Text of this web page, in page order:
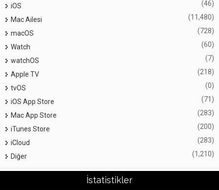
iOS (46)
Mac Ailesi (11,480)
macOS (728)
Watch (60)
watchOS (7)
Apple TV (218)
tvOS (0)
iOS App Store (71)
Mac App Store (283)
iTunes Store (200)
iCloud (283)
Diğer (1,210)
İstatistikler